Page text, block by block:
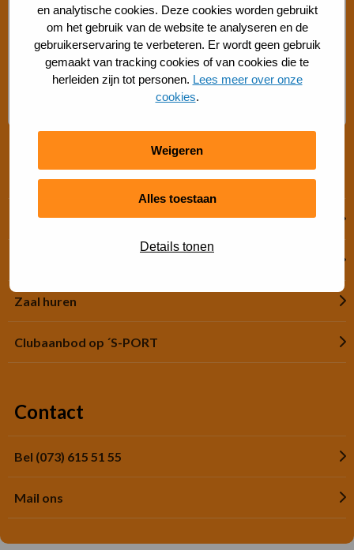
en analytische cookies. Deze cookies worden gebruikt
om het gebruik van de website te analyseren en de
gebruikerservaring te verbeteren. Er wordt geen gebruik
gemaakt van tracking cookies of van cookies die te
herleiden zijn tot personen. Lees meer over onze
cookies.
Weigeren
Alles toestaan
Details tonen
Beweegaanbod 50+
Gratis buiten bewegen
Advies Sport- en Beweegadviseur
Snel regelen
Financiële hulp
Zaal huren
Clubaanbod op ´S-PORT
Contact
Bel (073) 615 51 55
Mail ons